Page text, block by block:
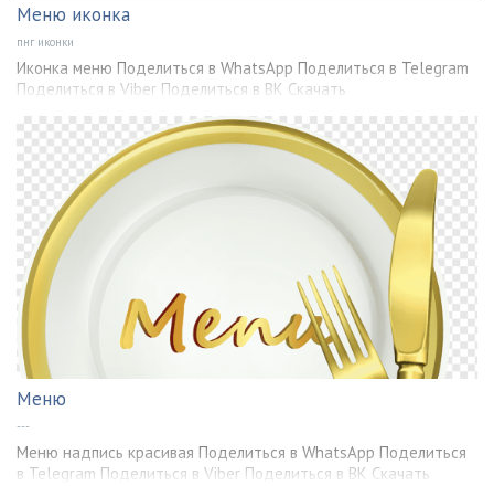
Меню иконка
пнг иконки
Иконка меню Поделиться в WhatsApp Поделиться в Telegram
Поделиться в Viber Поделиться в ВК Скачать
Меню
---
Меню надпись красивая Поделиться в WhatsApp Поделиться
в Telegram Поделиться в Viber Поделиться в ВК Скачать